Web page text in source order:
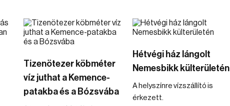
Tizenötezer köbméter
víz juthat a Kemence-
patakba és a Bózsvába
Hétvégi ház lángolt
Nemesbikk külterületén
A helyszínre vízszállító is
érkezett.